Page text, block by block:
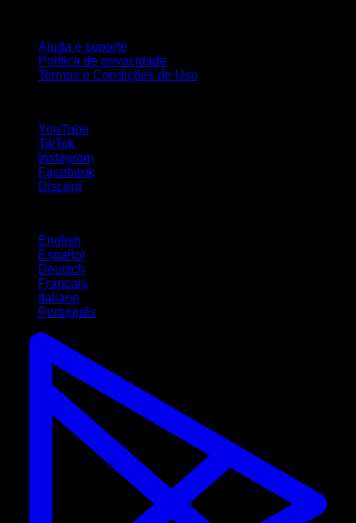
Ajuda e suporte
Política de privacidade
Termos e Condições de Uso
YouTube
TikTok
Instagram
Facebook
Discord
English
Español
Deutsch
Français
Italiano
Português